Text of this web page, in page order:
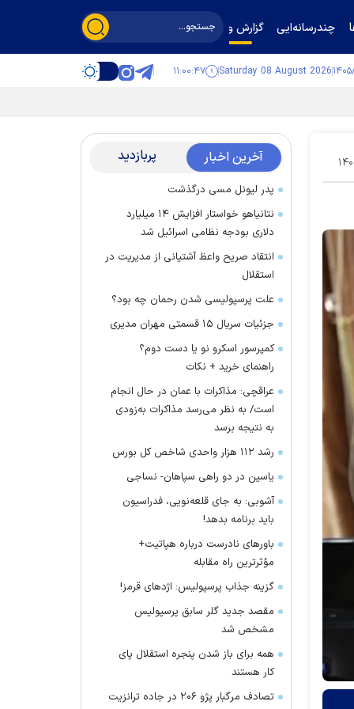
چندرسانه‌ایی گزارش و گفت‌وگو
Saturday 08 August 2026 ۱۱:۰۰:۴۷
۲۶ آخرین اخبار پربازدید
پدر لیونل مسی درگذشت
نتانیاهو خواستار افزایش ۱۴ میلیارد
دلاری بودجه نظامی اسرائیل شد
انتقاد صریح واعظ آشتیانی از مدیریت در
استقلال
علت پرسپولیسی شدن رحمان چه بود؟
جزئیات سریال ۱۵ قسمتی مهران مدیری
کمپرسور اسکرو نو یا دست دوم؟
راهنمای خرید + نکات
عراقچی: مذاکرات با عمان در حال انجام
است/ به نظر می‌رسد مذاکرات به‌زودی
به نتیجه برسد
رشد ۱۱۲ هزار واحدی شاخص کل بورس
یاسین در دو راهی سپاهان- نساجی
آشوبی: به جای قلعه‌نویی، فدراسیون
باید برنامه بدهد!
باور‌های نادرست درباره هپاتیت+
مؤثرترین راه مقابله
گزینه جذاب پرسپولیس: اژد‌های قرمز!
مقصد جدید گلر سابق پرسپولیس
مشخص شد
همه برای باز شدن پنجره استقلال پای
کار هستند
تصادف مرگبار پژو ۲۰۶ در جاده ترانزیت